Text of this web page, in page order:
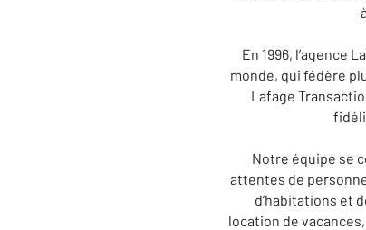
En 1996, l’agence
monde, qui fédère
Lafage
Notre équipe se
attentes de
d’habitations et
location de